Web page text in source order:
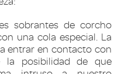
sobrantes de corcho
una cola especial. La
entrar en contacto con
la posibilidad de que